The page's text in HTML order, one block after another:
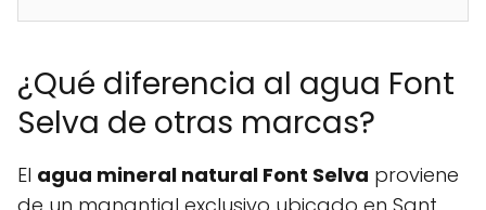
¿Qué diferencia al agua Font
Selva de otras marcas?
El agua mineral natural Font Selva proviene